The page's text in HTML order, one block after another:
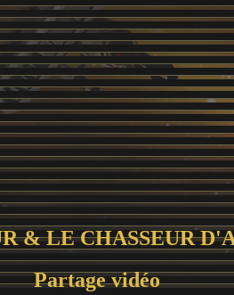
& LE CHASSEUR
Partage vidéo